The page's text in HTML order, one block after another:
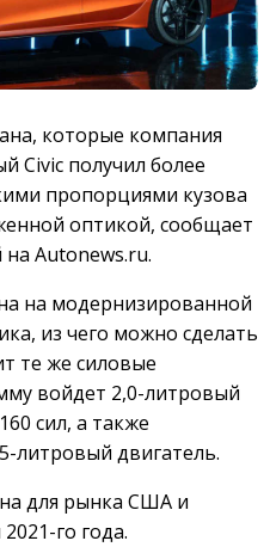
которые компания
Civic получил более
пропорциями кузова
оптикой, сообщает
на Autonews.ru.
на модернизированной
из чего можно сделать
те же силовые
войдет 2,0-литровый
сил, а также
литровый двигатель.
для рынка США и
го года.